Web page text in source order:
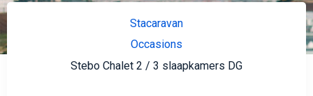
Stacaravan
Occasions
Stebo Chalet 2 / 3 slaapkamers DG